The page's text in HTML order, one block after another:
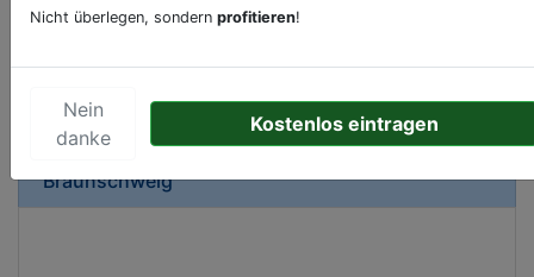
Ihr Unternehmen anbietet und womit Sie sich von
Braunschweig
Nicht überlegen, sondern profitieren!
Nein
danke
Kostenlos eintragen